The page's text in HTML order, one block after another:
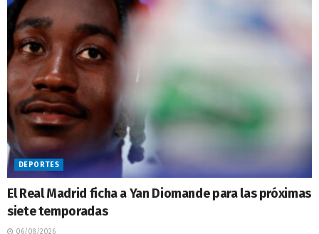
DEPORTES
El Real Madrid ficha a Yan Diomande para las próximas
siete temporadas
06/08/2026